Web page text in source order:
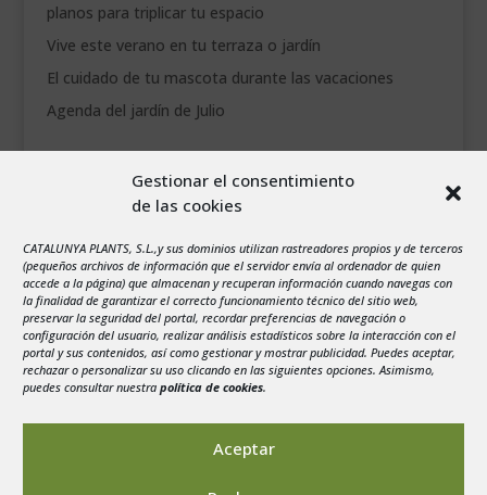
Gestionar el consentimiento
de las cookies
CATALUNYA PLANTS, S.L.,y sus dominios utilizan rastreadores propios y de terceros
(pequeños archivos de información que el servidor envía al ordenador de quien
accede a la página) que almacenan y recuperan información cuando navegas con
la finalidad de garantizar el correcto funcionamiento técnico del sitio web,
preservar la seguridad del portal, recordar preferencias de navegación o
configuración del usuario, realizar análisis estadísticos sobre la interacción con el
portal y sus contenidos, así como gestionar y mostrar publicidad. Puedes aceptar,
rechazar o personalizar su uso clicando en las siguientes opciones. Asimismo,
puedes consultar nuestra política de cookies.
Aceptar
planos para triplicar tu espacio
Vive este verano en tu terraza o jardín
El cuidado de tu mascota durante las vacaciones
Agenda del jardín de Julio
X J V S
3
4 5 6 7 8
9
10
11 12 13 14 15
16
17
18 19 20 21 22
23
24
25 26 27 28 29
30
31